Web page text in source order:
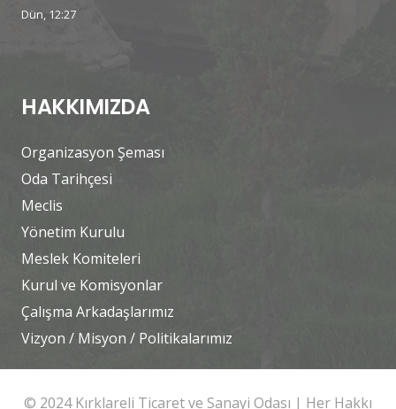
Dün, 12:27
HAKKIMIZDA
Organizasyon Şeması
Oda Tarihçesi
Meclis
Yönetim Kurulu
Meslek Komiteleri
Kurul ve Komisyonlar
Çalışma Arkadaşlarımız
Vizyon / Misyon / Politikalarımız
© 2024 Kırklareli Ticaret ve Sanayi Odası | Her Hakkı